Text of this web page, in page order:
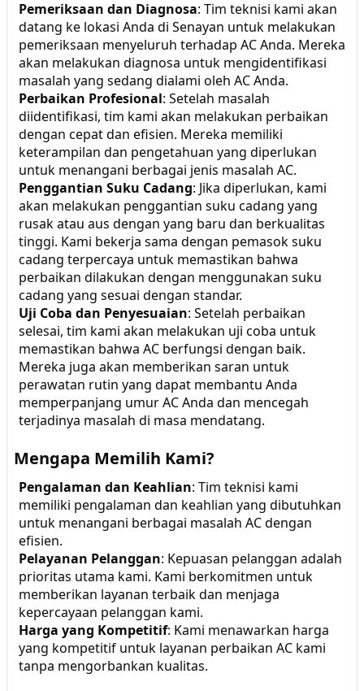
Pemeriksaan dan Diagnosa: Tim teknisi kami akan
datang ke lokasi Anda di Senayan untuk melakukan
pemeriksaan menyeluruh terhadap AC Anda. Mereka
akan melakukan diagnosa untuk mengidentifikasi
masalah yang sedang dialami oleh AC Anda.
Perbaikan Profesional: Setelah masalah
diidentifikasi, tim kami akan melakukan perbaikan
dengan cepat dan efisien. Mereka memiliki
keterampilan dan pengetahuan yang diperlukan
untuk menangani berbagai jenis masalah AC.
Penggantian Suku Cadang: Jika diperlukan, kami
akan melakukan penggantian suku cadang yang
rusak atau aus dengan yang baru dan berkualitas
tinggi. Kami bekerja sama dengan pemasok suku
cadang terpercaya untuk memastikan bahwa
perbaikan dilakukan dengan menggunakan suku
cadang yang sesuai dengan standar.
Uji Coba dan Penyesuaian: Setelah perbaikan
selesai, tim kami akan melakukan uji coba untuk
memastikan bahwa AC berfungsi dengan baik.
Mereka juga akan memberikan saran untuk
perawatan rutin yang dapat membantu Anda
memperpanjang umur AC Anda dan mencegah
terjadinya masalah di masa mendatang.
Mengapa Memilih Kami?
Pengalaman dan Keahlian: Tim teknisi kami
memiliki pengalaman dan keahlian yang dibutuhkan
untuk menangani berbagai masalah AC dengan
efisien.
Pelayanan Pelanggan: Kepuasan pelanggan adalah
prioritas utama kami. Kami berkomitmen untuk
memberikan layanan terbaik dan menjaga
kepercayaan pelanggan kami.
Harga yang Kompetitif: Kami menawarkan harga
yang kompetitif untuk layanan perbaikan AC kami
tanpa mengorbankan kualitas.